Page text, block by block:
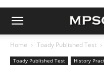
Home Toady Published Test
Toady Published Test History